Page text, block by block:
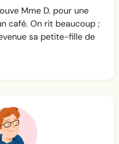
Mme D. pour une
café. On rit beaucoup ;
sa petite-fille de